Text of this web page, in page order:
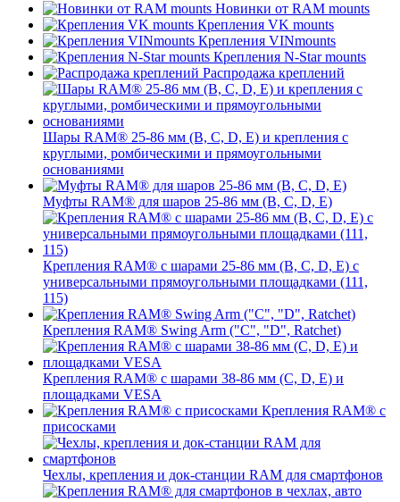
Новинки от RAM mounts
Крепления VK mounts
Крепления VINmounts
Крепления N-Star mounts
Распродажа креплений
Шары RAM® 25-86 мм (B, C, D, E) и крепления с
круглыми, ромбическими и прямоугольными
основаниями
Муфты RAM® для шаров 25-86 мм (B, C, D, E)
Крепления RAM® с шарами 25-86 мм (B, C, D, E) с
универсальными прямоугольными площадками (111,
115)
Крепления RAM® Swing Arm ("C", "D", Ratchet)
Крепления RAM® с шарами 38-86 мм (C, D, E) и
площадками VESA
Крепления RAM® с
присосками
Чехлы, крепления и док-станции RAM для смартфонов